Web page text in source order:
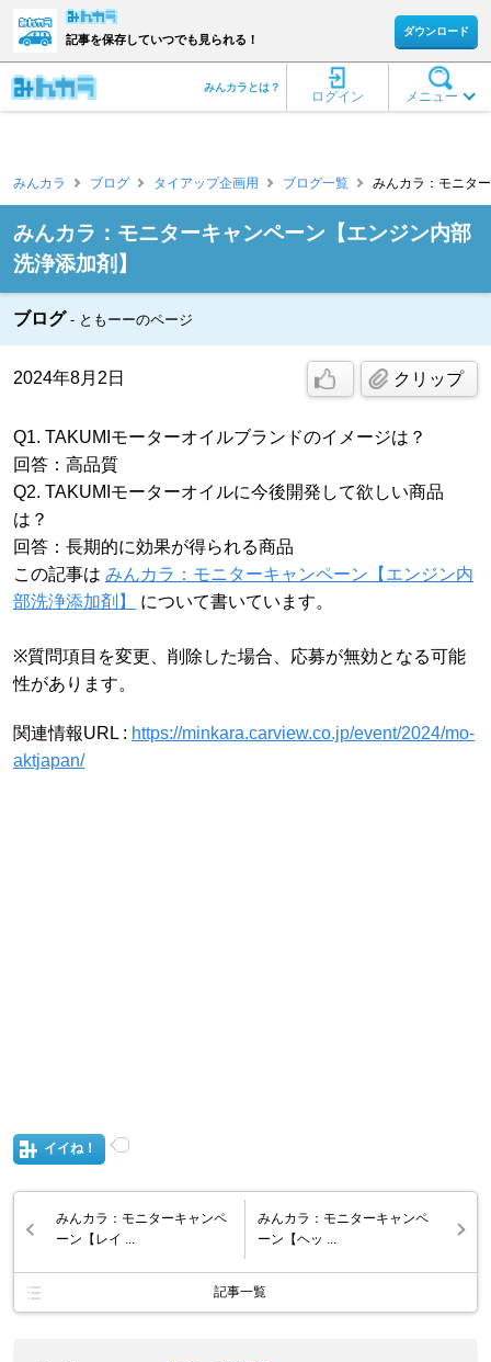
記事を保存していつでも見られる！
ダウンロード
メニュー
ログイン
みんカラとは？
みんカラ ブログ タイアップ企画用 ブログ一覧 みんカラ：モニタ
みんカラ：モニターキャンペーン【エンジン内部
洗浄添加剤】
ブログ ともーーのページ
2024年8月2日 クリップ
Q1. TAKUMIモーターオイルブランドのイメージは？
回答：高品質
Q2. TAKUMIモーターオイルに今後開発して欲しい商品
は？
回答：長期的に効果が得られる商品
この記事は みんカラ：モニターキャンペーン【エンジン内
部洗浄添加剤】
について書いています。
※質問項目を変更、削除した場合、応募が無効となる可能
性があります。
関連情報URL : https://minkara.carview.co.jp/event/2024/mo-
aktjapan/
イイね！
みんカラ：モニターキャンペ
ーン【レイ ...
みんカラ：モニターキャンペ
ーン【ヘッ ...
記事一覧